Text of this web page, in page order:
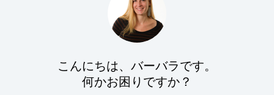
こんにちは、バーバラです。
何かお困りですか？